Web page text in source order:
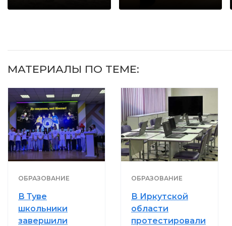
МАТЕРИАЛЫ ПО ТЕМЕ:
ОБРАЗОВАНИЕ
В Туве
школьники
завершили
ОБРАЗОВАНИЕ
В Иркутской
области
протестировали